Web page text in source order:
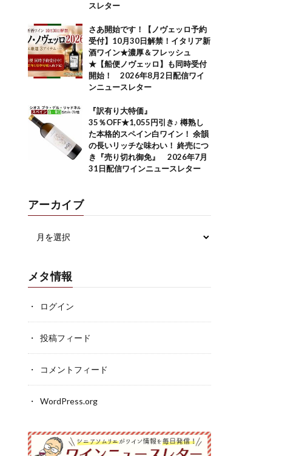
スレター
さあ開始です！【ノヴェッロ予約
受付】10月30日解禁！イタリア新
酒ワイン★濃厚＆フレッシュ
★【船便ノヴェッロ】も同時受付
開始！ 2026年8月2日配信ワイ
ンニュースレター
『訳有り大特価』
35％OFF★1,055円引き♪ 樽熟し
た本格的スペイン白ワイン！ 余韻
の長いリッチな味わい！ 終売につ
き『売り切れ御免』 2026年7月
31日配信ワインニュースレター
アーカイブ
メタ情報
ログイン
投稿フィード
コメントフィード
WordPress.org